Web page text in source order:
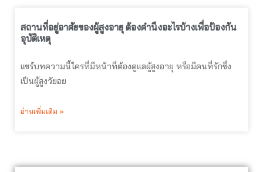
สถานที่อยู่อาศัยของผู้สูงอายุ ต้องคำนึงอะไรบ้างเพื่อป้องกัน
อุบัติเหตุ
แชร์บทความนี้ใครที่มีหน้าที่ต้องดูแลผู้สูงอายุ หรือมีคนที่รักซึ่ง
เป็นผู้สูงวัยอย
อ่านเพิ่มเติม »